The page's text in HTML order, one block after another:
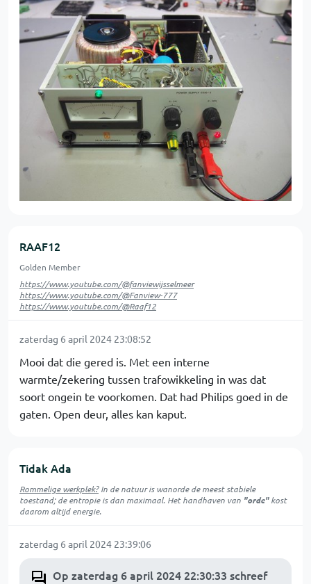
RAAF12
Golden Member
https://www.youtube.com/@fanviewijsselmeer
https://www.youtube.com/@Fanview-777
https://www.youtube.com/@Raaf12
zaterdag 6 april 2024 23:08:52
Mooi dat die gered is. Met een interne
warmte/zekering tussen trafowikkeling in was dat
soort ongein te voorkomen. Dat had Philips goed in de
gaten. Open deur, alles kan kaput.
Tidak Ada
Rommelige werkplek?In de natuur iswanordede meest stabiele
toestand; de entropie is dan maximaal. Het handhaven van "orde"kost
daarom altijd energie.
zaterdag 6 april 2024 23:39:06
Op zaterdag 6 april 2024 22:30:33 schreef